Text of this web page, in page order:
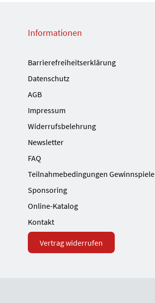
Informationen
Barrierefreiheitserklärung
Datenschutz
AGB
Impressum
Widerrufsbelehrung
Newsletter
FAQ
Teilnahmebedingungen Gewinnspiele
Sponsoring
Online-Katalog
Kontakt
Vertrag widerrufen